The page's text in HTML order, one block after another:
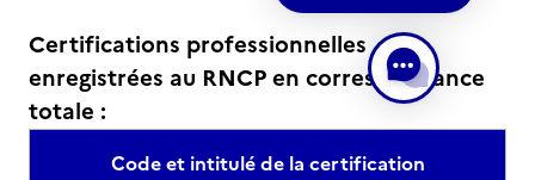
Certifications professionnelles
enregistrées au RNCP en correspondance
totale :
Code et intitulé de la certification